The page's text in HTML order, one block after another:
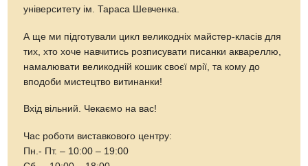
університету ім. Тараса Шевченка.
А ще ми підготували цикл великодніх майстер-класів для
тих, хто хоче навчитись розписувати писанки аквареллю,
намалювати великодній кошик своєї мрії, та кому до
вподоби мистецтво витинанки!
Вхід вільний. Чекаємо на вас!
Час роботи виставкового центру:
Пн.- Пт. – 10:00 – 19:00